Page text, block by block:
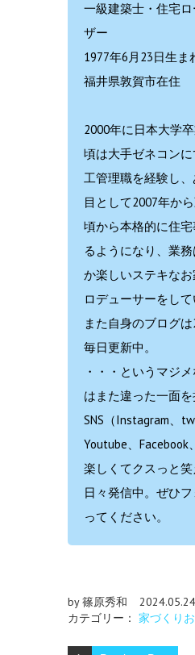
一級建築士・住宅
ザー
1977年6月23日生ま
福井県敦賀市在住
2000年に日本大学
頃は大手ゼネコン
工管理職を経験し
目として2007年か
頃から本格的に住
るようになり、業
か楽しいステキな
ロデューサーをして
また自身のブログ
毎日更新中。
・・・というマジ
はまた違った一面を
SNS（Instagram、
Youtube、Facebook
楽しくてクスっと
日々発信中。ぜひ
ってください。
by 篠原秀和
2024.05.24
カテゴリー： 家づくり